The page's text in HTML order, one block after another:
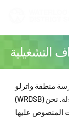
التشغيلية
منطقة واترلو
(WRDSB) بثقافة الشفافية والمساءلة. نحن
المنصوص عليها